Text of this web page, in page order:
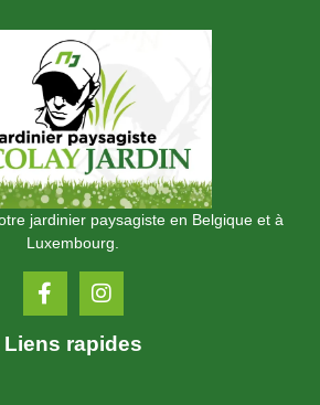
jardinier paysagiste en Belgique et à
Luxembourg.
Liens rapides